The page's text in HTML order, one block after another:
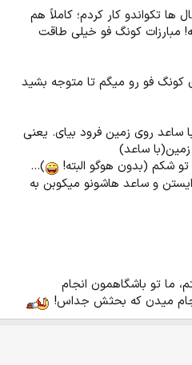
تکواندو کار کردم؛ کاملاً هم
مبارزات کونگ فو خیلی طاقت
کونگ فو رو میگم تا متوجه بشید
ساعد روی زمین فرود بیای. یعنی
ساعد)
)...
و ساعد هاشونو میکوبن به
ما تو باشگاهمون انجام
میدن که بحثش جداس!